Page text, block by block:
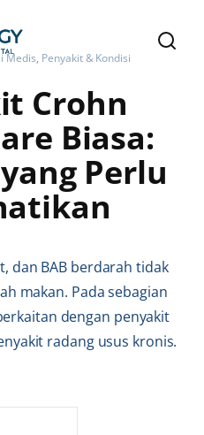
Medis Penyakit & Kondisi
Crohn
Biasa:
Perlu
dan BAB berdarah tidak
makan. Pada sebagian
dengan penyakit
radang usus kronis.